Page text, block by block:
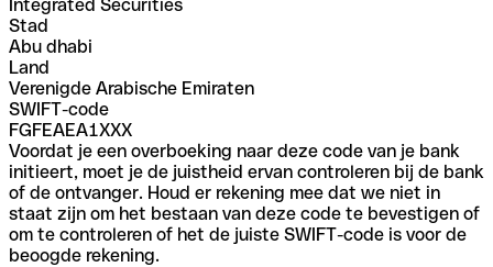
Integrated Securities
Stad
Abu dhabi
Land
Verenigde Arabische Emiraten
SWIFT-code
FGFEAEA1XXX
Voordat je een overboeking naar deze code van je bank
initieert, moet je de juistheid ervan controleren bij de bank
of de ontvanger. Houd er rekening mee dat we niet in
staat zijn om het bestaan van deze code te bevestigen of
om te controleren of het de juiste SWIFT-code is voor de
beoogde rekening.